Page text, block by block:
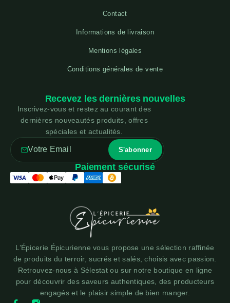
Contact
Informations de livraison
Mentions légales
Conditions générales de vente
L’Épicerie Épicurienne vous propose une sélection raffinée
de produits du terroir, sucrés et salés, choisis avec passion.
Retrouvez-nous à Sélestat ou sur notre boutique en ligne
pour découvrir des saveurs authentiques, des producteurs
engagés et le plaisir simple de bien manger.
Recevez les dernières nouvelles
Inscrivez-vous et restez au courant des
dernières nouveautés produits, offres
spéciales et actualités.
Paiement sécurisé